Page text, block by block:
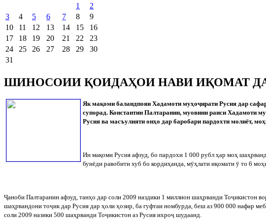
1
2
3
4 5 6 7 8
9
10
11 12 13 14 15
16
17
18 19 20 21 22
23
24
25 26 27 28 29
30
31
ШИНОСОИИ ҚОИДАҲОИ НАВИ ИҚОМАТ
Як мақоми баландпояи Хадамоти муҳоҷирати Русия дар
супорад. Константин Палтаранин, муовини раиси Хадамоти
Русия ва масъулияти онҳо дар баробари пардохти молиёт,
Ин мақоми Русия афзуд, бо пардохи 1 000 рубл ҳар моҳ
бунёди равобити хуб бо кордиҳанда, мӯҳлати иқомати ӯ то 6
Ҷаноби Палтаранин афзуд, танҳо дар соли 2009 наздики 1 миллион шаҳрванди Тоҷикистон
шаҳрвандони тоҷик дар Русия дар ҳоли ҳозир, ба гуфтаи номбурда, беш аз 900 000 нафар
соли 2009 назики 500 шаҳрванди Тоҷикистон аз Русия ихроҷ шудаанд.